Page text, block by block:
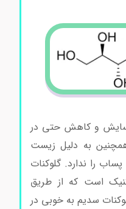
و کاهش حتی در
به دلیل زیست
را ندارد.گلوکنات
است که از طریق
سدیم به خوبی در